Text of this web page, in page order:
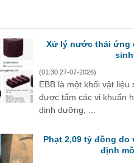
Xử lý nước thải ứng
sinh
(01:30 27-07-2026)
EBB là một khối vật liệu
được tẩm các vi khuẩn
dinh dưỡng, ...
Phạt 2,09 tỷ đồng do
định